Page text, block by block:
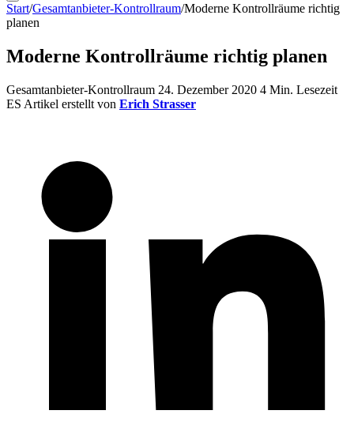
Start/Gesamtanbieter-Kontrollraum/Moderne Kontrollräume richtig
planen
Moderne Kontrollräume richtig planen
Gesamtanbieter-Kontrollraum 24. Dezember 2020 4 Min. Lesezeit
ES Artikel erstellt von Erich Strasser